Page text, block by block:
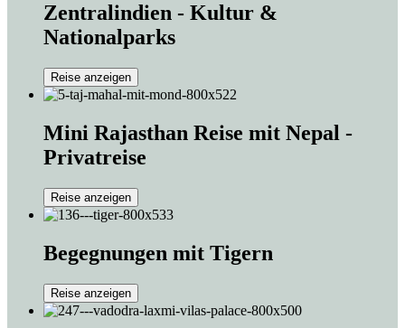
Zentralindien - Kultur &
Nationalparks
Reise anzeigen
Mini Rajasthan Reise mit Nepal -
Privatreise
Reise anzeigen
Begegnungen mit Tigern
Reise anzeigen